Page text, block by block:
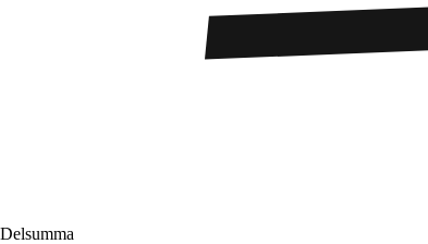
Delsumma